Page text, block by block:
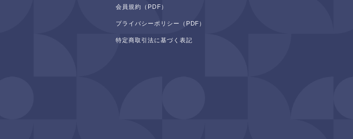
会員規約（PDF）
プライバシーポリシー（PDF）
特定商取引法に基づく表記